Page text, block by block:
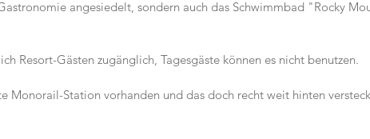
angesiedelt, sondern auch das Schwimmbad "Rocky
Resort-Gästen zugänglich, Tagesgäste können es nicht benutzen.
Monorail-Station vorhanden und das doch recht weit hinten